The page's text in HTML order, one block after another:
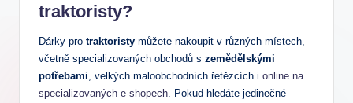
traktoristy?
Dárky pro traktoristy můžete nakoupit v různých místech,
včetně specializovaných obchodů s zemědělskými
potřebami , velkých maloobchodních řetězcích i online na
specializovaných e-shopech . Pokud hledáte jedinečné